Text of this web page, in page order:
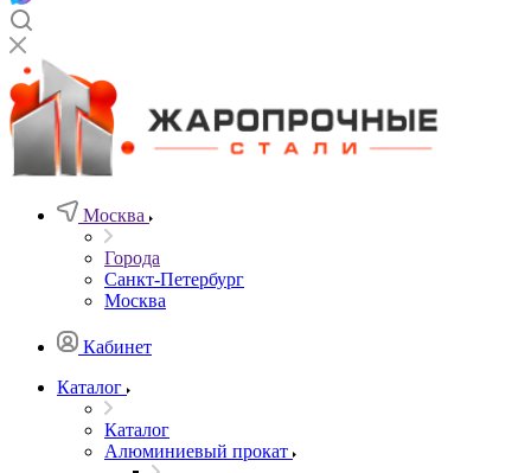
Москва
Города
Санкт-Петербург
Москва
Кабинет
Каталог
Каталог
Алюминиевый прокат